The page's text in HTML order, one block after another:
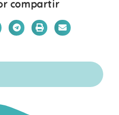
compartir